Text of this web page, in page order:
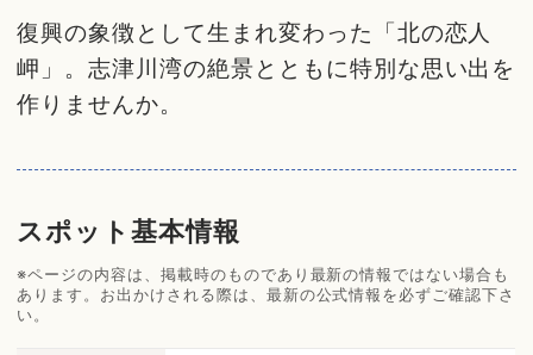
復興の象徴として生まれ変わった「北の恋人
岬」。志津川湾の絶景とともに特別な思い出を
作りませんか。
スポット基本情報
※ページの内容は、掲載時のものであり最新の情報ではない場合も
あります。お出かけされる際は、最新の公式情報を必ずご確認下さ
い。